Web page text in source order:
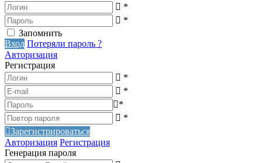
*
*
Запомнить
Вход Потеряли пароль ?
Авторизация
Регистрация
*
*
*
*
Зарегистрироваться
Авторизация Регистрация
Генерация пароля